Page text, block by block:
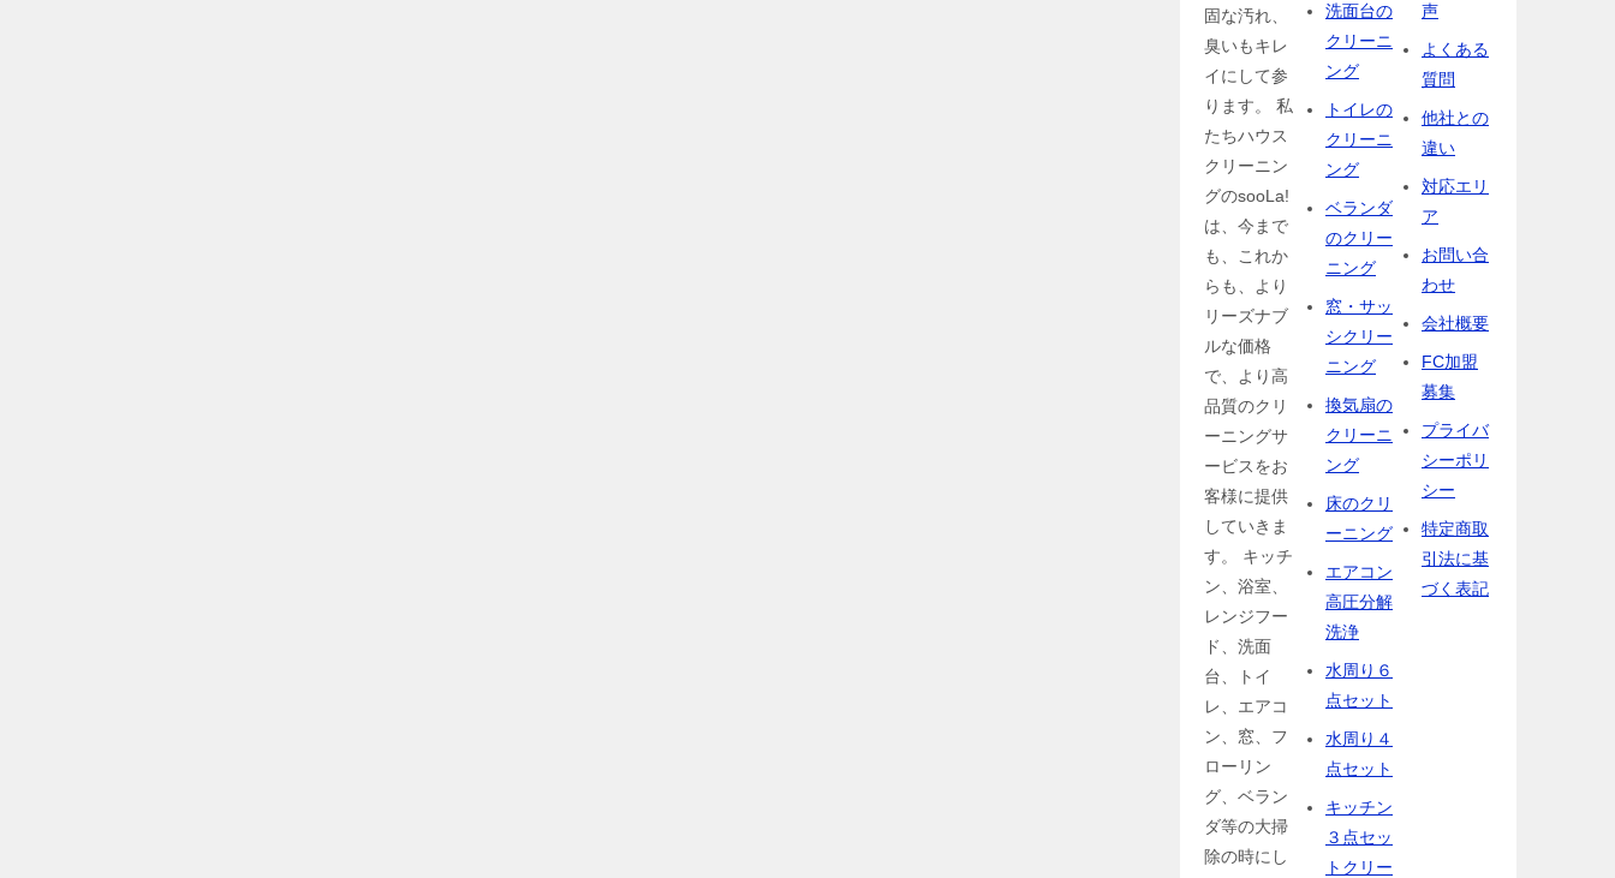
固な汚れ、
臭いもキレ
イにして参
ります。 私
たちハウス
クリーニン
グのsooLa!
は、今まで
も、これか
らも、より
リーズナブ
ルな価格
で、より高
品質のクリ
ーニングサ
ービスをお
客様に提供
していきま
す。 キッチ
ン、浴室、
レンジフー
ド、洗面
台、トイ
レ、エアコ
ン、窓、フ
ローリン
グ、ベラン
ダ等の大掃
除の時にし
洗面台の
クリーニ
ング
トイレの
クリーニ
ング
ベランダ
のクリー
ニング
窓・サッ
シクリー
ニング
換気扇の
クリーニ
ング
床のクリ
ーニング
エアコン
高圧分解
洗浄
水周り６
点セット
水周り４
点セット
キッチン
３点セッ
トクリー
声
よくある
質問
他社との
違い
対応エリ
ア
お問い合
わせ
会社概要
FC加盟
募集
プライバ
シーポリ
シー
特定商取
引法に基
づく表記